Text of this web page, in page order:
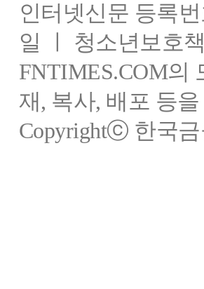
인터넷신문 등록
일 ㅣ 청소년보호
FNTIMES.COM의
재, 복사, 배포 등
Copyrightⓒ 한국금